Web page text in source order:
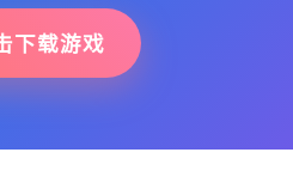
下载游戏